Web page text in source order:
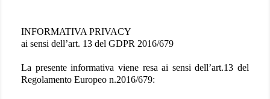
INFORMATIVA PRIVACY
ai sensi dell’art. 13 del GDPR 2016/679
La presente informativa viene resa ai sensi dell’art.13 del
Regolamento Europeo n.2016/679: